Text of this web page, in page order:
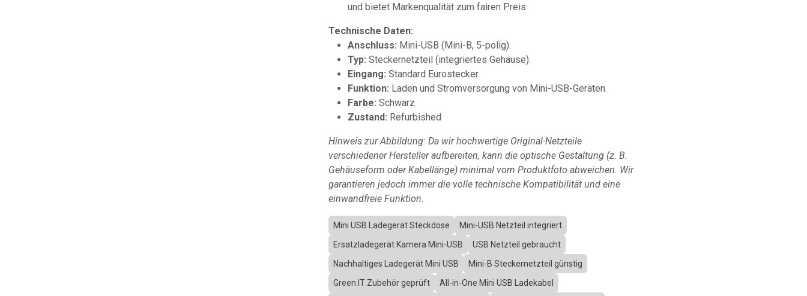
und bietet Markenqualität zum fairen Preis.
Technische Daten:
Anschluss: Mini-USB (Mini-B, 5-polig).
Typ: Steckernetzteil (integriertes Gehäuse).
Eingang: Standard Eurostecker.
Funktion: Laden und Stromversorgung von Mini-USB-Geräten.
Farbe: Schwarz.
Zustand: Refurbished
Hinweis zur Abbildung: Da wir hochwertige Original-Netzteile
verschiedener Hersteller aufbereiten, kann die optische Gestaltung (z. B.
Gehäuseform oder Kabellänge) minimal vom Produktfoto abweichen. Wir
garantieren jedoch immer die volle technische Kompatibilität und eine
einwandfreie Funktion.
Mini USB Ladegerät Steckdose
Mini-USB Netzteil integriert
Ersatzladegerät Kamera Mini-USB
USB Netzteil gebraucht
Nachhaltiges Ladegerät Mini USB
Mini-B Steckernetzteil günstig
Green IT Zubehör geprüft
All-in-One Mini USB Ladekabel